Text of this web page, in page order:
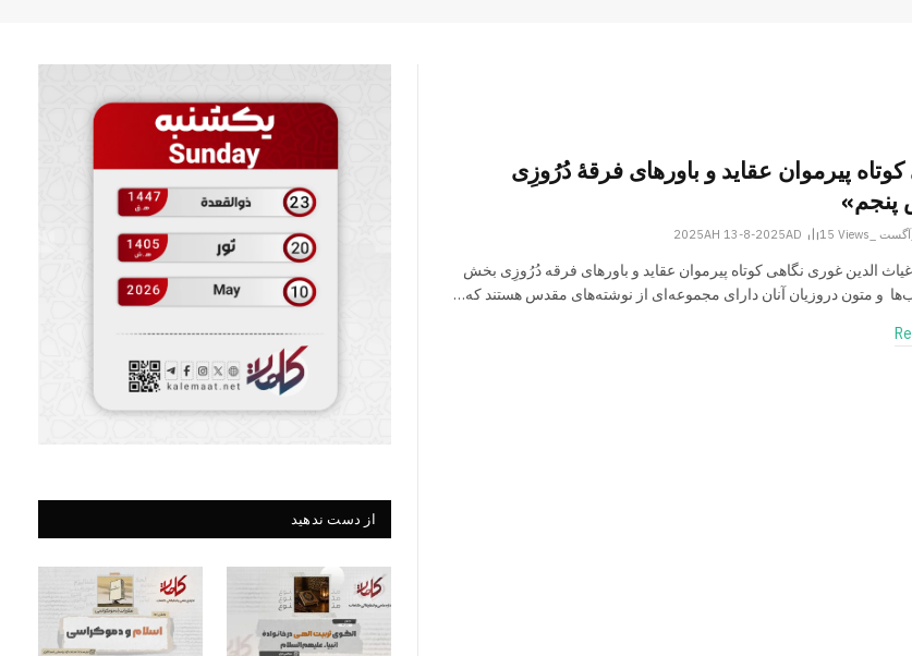
پیرموان عقاید و باورهای فرقهٔ دُرُوزِی
15Views
الدین غوری نگاهی کوتاه پیرموان عقاید و باورهای فرقه دُرُوزِی بخش
و متون دروزیان آنان دارای مجموعه‌ای از نوشته‌های مقدس هستند که…
از دست ندهید